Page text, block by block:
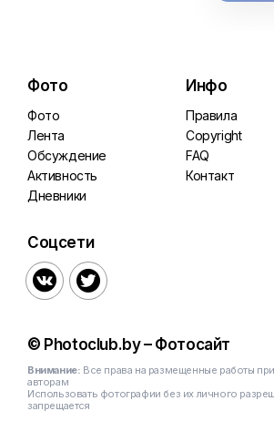
Фото
Фото
Лента
Обсуждение
Активность
Дневники
Инфо
Правила
Copyright
FAQ
Контакт
Соцсети
 
© Photoclub.by – Фотосайт
Внимание: Все права на размещенные работы
авторам
Использовать фотографии без их личного
запрещается